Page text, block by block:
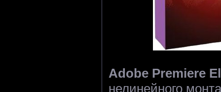
Adobe Premiere
нелинейного